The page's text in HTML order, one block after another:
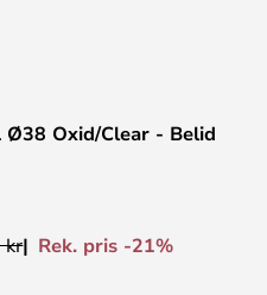
Oxid/Clear - Belid
kr Rek. pris -21%